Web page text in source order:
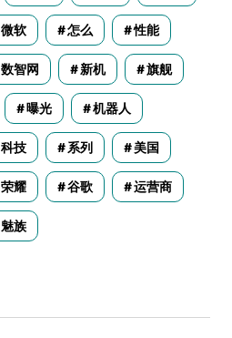
微软 怎么 性能
数智网 新机 旗舰
曝光 机器人
科技 系列 美国
荣耀 谷歌 运营商
魅族